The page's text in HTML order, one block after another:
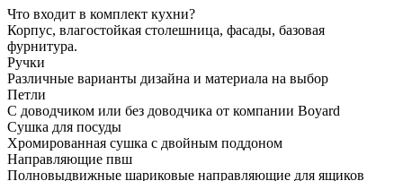
Что входит в комплект кухни?
Корпус, влагостойкая столешница, фасады, базовая
фурнитура.
Ручки
Различные варианты дизайна и материала на выбор
Петли
С доводчиком или без доводчика от компании Boyard
Сушка для посуды
Хромированная сушка с двойным поддоном
Направляющие пвш
Полновыдвижные шариковые направляющие для ящиков